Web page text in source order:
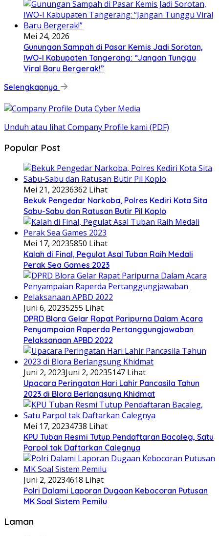
Mei 24, 2026
Gunungan Sampah di Pasar Kemis Jadi Sorotan,
IWO-I Kabupaten Tangerang: “Jangan Tunggu
Viral Baru Bergerak!”
Selengkapnya
Unduh atau lihat Company Profile kami (PDF)
Popular Post
Mei 21, 20236362 Lihat
Bekuk Pengedar Narkoba, Polres Kediri Kota Sita
Sabu-Sabu dan Ratusan Butir Pil Koplo
Mei 17, 20235850 Lihat
Kalah di Final, Pegulat Asal Tuban Raih Medali
Perak Sea Games 2023
Juni 6, 20235255 Lihat
DPRD Blora Gelar Rapat Paripurna Dalam Acara
Penyampaian Raperda Pertanggungjawaban
Pelaksanaan APBD 2022
Juni 2, 2023Juni 2, 20235147 Lihat
Upacara Peringatan Hari Lahir Pancasila Tahun
2023 di Blora Berlangsung Khidmat
Mei 17, 20234738 Lihat
KPU Tuban Resmi Tutup Pendaftaran Bacaleg, Satu
Parpol tak Daftarkan Calegnya
Juni 2, 20234618 Lihat
Polri Dalami Laporan Dugaan Kebocoran Putusan
MK Soal Sistem Pemilu
Laman